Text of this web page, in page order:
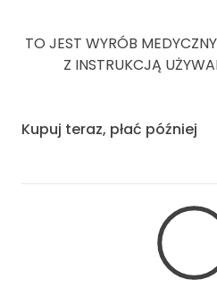
TO JEST WYRÓB
Z INSTRUKCJĄ
Kupuj teraz, płać później